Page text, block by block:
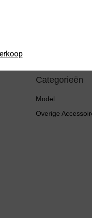
Categorieën
Model
Overige